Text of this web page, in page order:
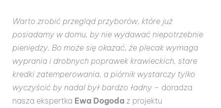
Warto zrobić przegląd przyborów, które już
posiadamy w domu, by nie wydawać niepotrzebnie
pieniędzy. Bo może się okazać, że plecak wymaga
wyprania i drobnych poprawek krawieckich, stare
kredki zatemperowania, a piórnik wystarczy tylko
wyczyścić by nadal był bardzo ładny – doradza
nasza ekspertka Ewa Dogoda z projektu